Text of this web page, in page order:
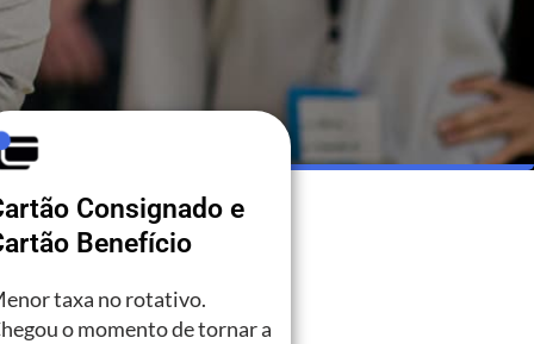
Consignado e
Benefício
taxa no rotativo.
o momento de tornar a